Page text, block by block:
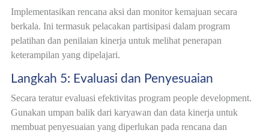
Implementasikan rencana aksi dan monitor kemajuan secara
berkala. Ini termasuk pelacakan partisipasi dalam program
pelatihan dan penilaian kinerja untuk melihat penerapan
keterampilan yang dipelajari.
Langkah 5: Evaluasi dan Penyesuaian
Secara teratur evaluasi efektivitas program people development.
Gunakan umpan balik dari karyawan dan data kinerja untuk
membuat penyesuaian yang diperlukan pada rencana dan